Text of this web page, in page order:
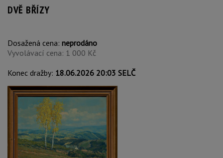
DVĚ BŘÍZY
Dosažená cena: neprodáno
Vyvolávací cena: 1 000 Kč
Konec dražby: 18.06.2026 20:03 SELČ